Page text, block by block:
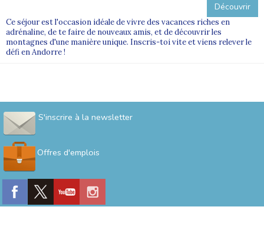
Découvrir
Ce séjour est l'occasion idéale de vivre des vacances riches en
adrénaline, de te faire de nouveaux amis, et de découvrir les
montagnes d'une manière unique. Inscris-toi vite et viens relever le
défi en Andorre !
S'inscrire à la newsletter
Offres d'emplois